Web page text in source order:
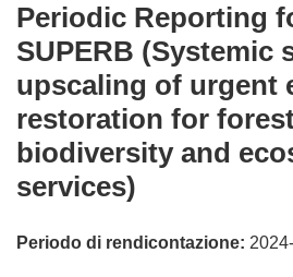
Periodic Reporting
SUPERB (Systemic
upscaling of urgent
restoration for
biodiversity and
services)
Periodo di rendicontazione: